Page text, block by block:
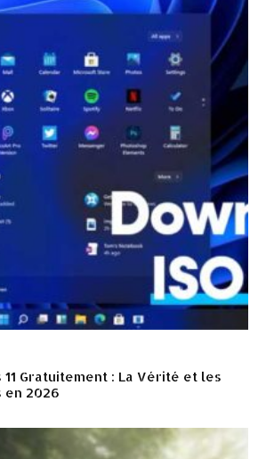
Gratuitement : La Vérité et les
en 2026